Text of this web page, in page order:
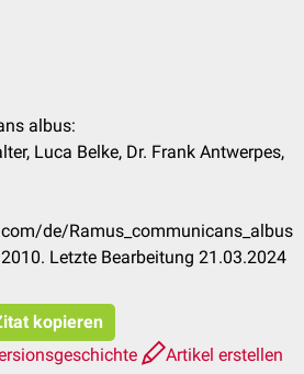
albus:
Luca Belke, Dr. Frank Antwerpes,
de/Ramus_communicans_albus
Letzte Bearbeitung 21.03.2024
kopieren
Artikel erstellen